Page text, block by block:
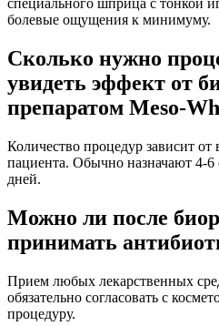
специального шприца с тонкой
болевые ощущения к минимуму.
Сколько нужно
увидеть эффект от
препаратом Meso-
Количество процедур зависит от
пациента. Обычно назначают 4-6
дней.
Можно ли после
принимать
Прием любых лекарственных
обязательно согласовать с
процедуру.